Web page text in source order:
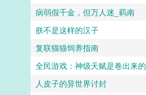
病弱假千金，但万人迷_羁南
朕不是这样的汉子
复联猫猫饲养指南
全民游戏：神级天赋是卷出来的
人皮子的异世界讨封